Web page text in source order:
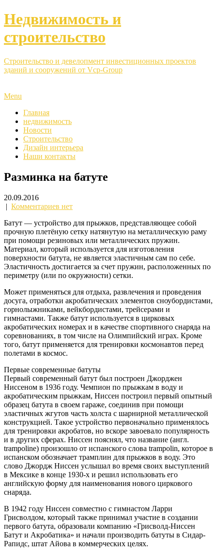
Недвижимость и
строительство
Строительство и девелопмент инвестиционных проектов
зданий и сооружений от Vcp-Group
Menu
Главная
недвижимость
Новости
Строительство
Дизайн интерьера
Наши контакты
Разминка на батуте
20.09.2016
| Комментариев нет
Батут — устройство для прыжков, представляющее собой
прочную плетёную сетку натянутую на металлическую раму
при помощи резиновых или металлических пружин.
Материал, который используется для изготовления
поверхности батута, не является эластичным сам по себе.
Эластичность достигается за счет пружин, расположенных по
периметру (или по окружности) сетки.
Может применяться для отдыха, развлечения и проведения
досуга, отработки акробатических элементов сноубордистами,
горнолыжниками, вейкбордистами, трейсерами и
гимнастами. Также батут используется в цирковых
акробатических номерах и в качестве спортивного снаряда на
соревнованиях, в том числе на Олимпийский играх. Кроме
того, батут применяется для тренировки космонавтов перед
полетами в космос.
Первые современные батуты
Первый современный батут был построен Джорджен
Ниссеном в 1936 году. Чемпион по прыжкам в воду и
акробатическим прыжкам, Ниссен построил первый опытный
образец батута в своем гараже, соединив при помощи
эластичных жгутов часть холста с шарнирной металлической
конструкцией. Такое устройство первоначально применялось
для тренировки акробатов, но вскоре завоевало популярность
и в других сферах. Ниссен пояснял, что название (англ.
trampoline) произошло от испанского слова trampolin, которое в
испанском обозначает трамплин для прыжков в воду. Это
слово Джордж Ниссен услышал во время своих выступлений
в Мексике в конце 1930-х и решил использовать его
английскую форму для наименования нового циркового
снаряда.
В 1942 году Ниссен совместно с гимнастом Ларри
Грисволдом, который также принимал участие в создании
первого батута, образовали компанию «Грисволд-Ниссен
Батут и Акробатика» и начали производить батуты в Сидар-
Рапидс, штат Айова в коммерческих целях.